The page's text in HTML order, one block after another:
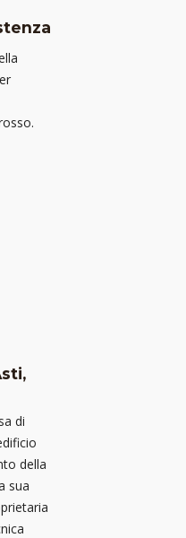
di
della
sua